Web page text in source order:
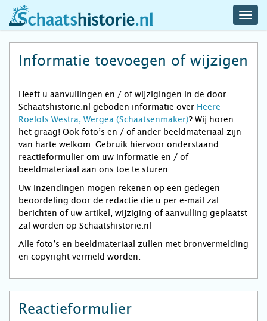
schaatshistorie.nl
Informatie toevoegen of wijzigen
Heeft u aanvullingen en / of wijzigingen in de door
Schaatshistorie.nl geboden informatie over Heere
Roelofs Westra, Wergea (Schaatsenmaker)? Wij horen
het graag! Ook foto’s en / of ander beeldmateriaal zijn
van harte welkom. Gebruik hiervoor onderstaand
reactieformulier om uw informatie en / of
beeldmateriaal aan ons toe te sturen.
Uw inzendingen mogen rekenen op een gedegen
beoordeling door de redactie die u per e-mail zal
berichten of uw artikel, wijziging of aanvulling geplaatst
zal worden op Schaatshistorie.nl
Alle foto’s en beeldmateriaal zullen met bronvermelding
en copyright vermeld worden.
Reactieformulier